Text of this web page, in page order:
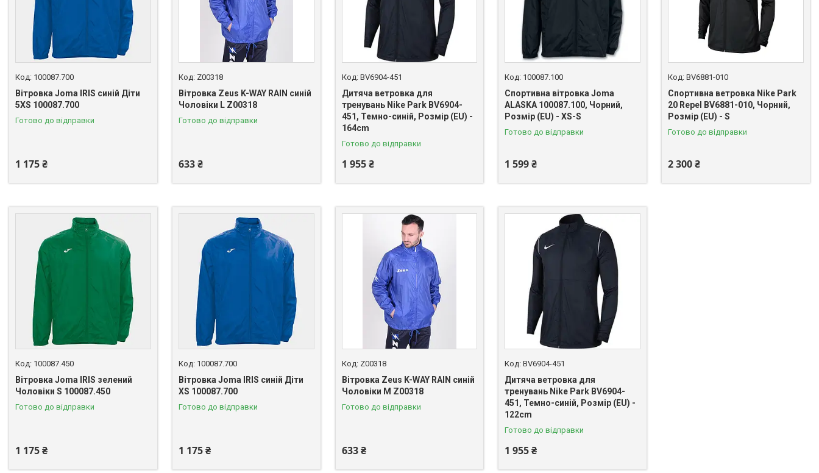
100087.700
Вітровка Joma IRIS синій Діти
5XS 100087.700
Готово до відправки
1 175 ₴
Z00318
Вітровка Zeus K-WAY RAIN синій
Чоловіки L Z00318
Готово до відправки
633 ₴
BV6904-451
Дитяча ветровка для
тренувань Nike Park BV6904-
451, Темно-синій, Розмір (EU) -
164cm
Готово до відправки
1 955 ₴
100087.100
Спортивна вітровка Joma
ALASKA 100087.100, Чорний,
Розмір (EU) - XS-S
Готово до відправки
1 599 ₴
BV6881-010
Спортивна ветровка Nike Park
20 Repel BV6881-010, Чорний,
Розмір (EU) - S
Готово до відправки
2 300 ₴
100087.450
Вітровка Joma IRIS зелений
Чоловіки S 100087.450
Готово до відправки
1 175 ₴
100087.700
Вітровка Joma IRIS синій Діти
XS 100087.700
Готово до відправки
1 175 ₴
Z00318
Вітровка Zeus K-WAY RAIN синій
Чоловіки M Z00318
Готово до відправки
633 ₴
BV6904-451
Дитяча ветровка для
тренувань Nike Park BV6904-
451, Темно-синій, Розмір (EU) -
122cm
Готово до відправки
1 955 ₴